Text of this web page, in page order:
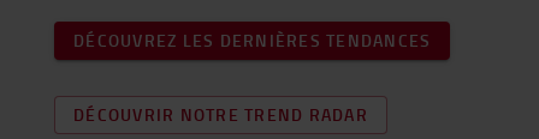
DÉCOUVREZ LES DERNIÈRES TENDANCES
DÉCOUVRIR NOTRE TREND RADAR